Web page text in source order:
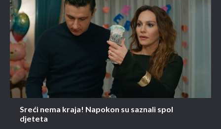
Sreći nema kraja! Napokon su saznali spol
djeteta